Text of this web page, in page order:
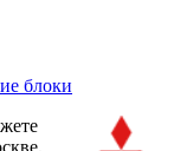
блоки